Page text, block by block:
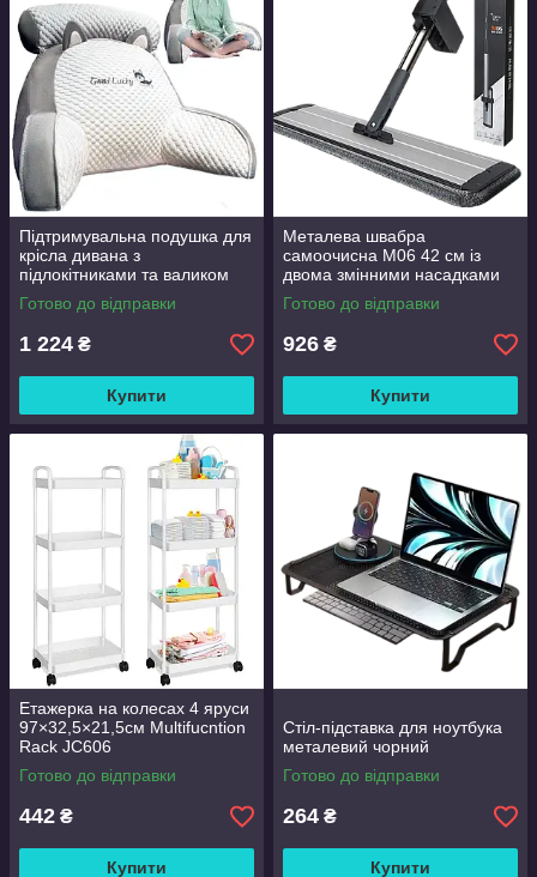
Підтримувальна подушка для
крісла дивана з
підлокітниками та валиком
Good Lucky
Готово до відправки
1 224 ₴
Купити
Металева швабра
самоочисна M06 42 см із
двома змінними насадками
Готово до відправки
926 ₴
Купити
Етажерка на колесах 4 яруси
97×32,5×21,5см Multifucntion
Rack JC606
Готово до відправки
442 ₴
Купити
Стіл-підставка для ноутбука
металевий чорний
Готово до відправки
264 ₴
Купити